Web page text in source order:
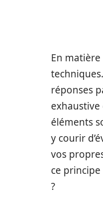
En matière
réponses
éléments
y courir
vos
ce
?